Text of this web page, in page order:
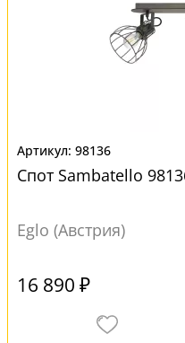
98136
Спот Sambatello
Eglo (Австрия)
16 890 ₽